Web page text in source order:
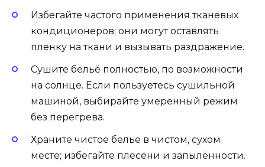
Избегайте частого применения тканевых
кондиционеров; они могут оставлять
пленку на ткани и вызывать раздражение.
Сушите бельё полностью, по возможности
на солнце. Если пользуетесь сушильной
машиной, выбирайте умеренный режим
без перегрева.
Храните чистое белье в чистом, сухом
месте; избегайте плесени и запылённости.